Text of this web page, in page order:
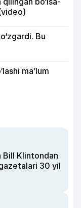
Bu
ma’lum
Bill Klintondan
30 yil